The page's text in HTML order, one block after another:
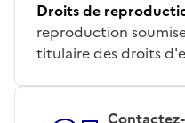
Droits de
reproduction
titulaire des droits